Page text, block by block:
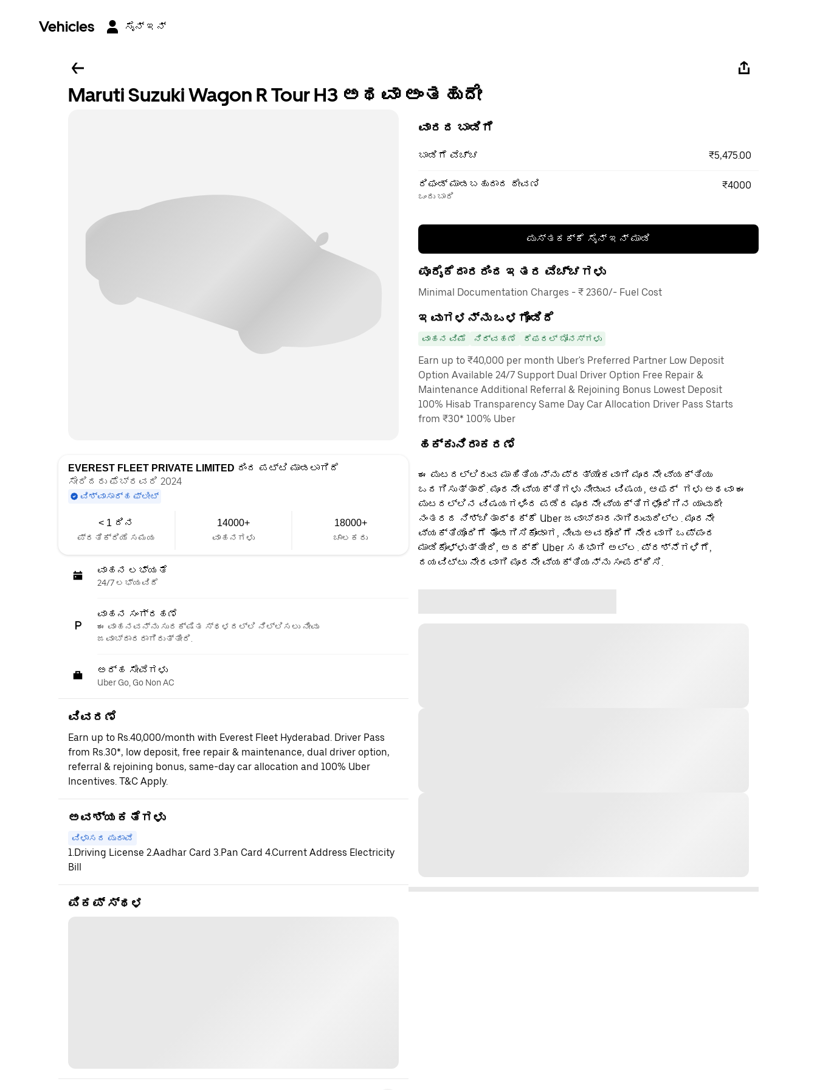
Vehicles ಸೈನ್ ಇನ್
Maruti Suzuki Wagon R Tour H3 ಅಥವಾ ಅಂತಹುದೇ
EVEREST FLEET PRIVATE LIMITED ರಿಂದ ಪಟ್ಟಿ ಮಾಡಲಾಗಿದೆ
ಸೇರಿದರು ಫೆಬ್ರವರಿ 2024
ವಿಶ್ವಾಸಾರ್ಹ ಫ್ಲೀಟ್
< 1 ದಿನ
ಪ್ರತಿಕ್ರಿಯೆ ಸಮಯ
14000+
ವಾಹನಗಳು
18000+
ಚಾಲಕರು
ವಾಹನ ಲಭ್ಯತೆ
24/7 ಲಭ್ಯವಿದೆ
ವಾಹನ ಸಂಗ್ರಹಣೆ
ಈ ವಾಹನವನ್ನು ಸುರಕ್ಷಿತ ಸ್ಥಳದಲ್ಲಿ ನಿಲ್ಲಿಸಲು ನೀವು
ಜವಾಬ್ದಾರರಾಗಿರುತ್ತೀರಿ.
ಅರ್ಹ ಸೇವೆಗಳು
Uber Go, Go Non AC
ವಿವರಣೆ
Earn up to Rs.40,000/month with Everest Fleet Hyderabad. Driver Pass
from Rs.30*, low deposit, free repair & maintenance, dual driver option,
referral & rejoining bonus, same-day car allocation and 100% Uber
Incentives. T&C Apply.
ಅವಶ್ಯಕತೆಗಳು
ವಿಳಾಸದ ಪುರಾವೆ
1.Driving License 2.Aadhar Card 3.Pan Card 4.Current Address Electricity
Bill
ಪಿಕಪ್ ಸ್ಥಳ
ವಾರದ ಬಾಡಿಗೆ
ಬಾಡಿಗೆ ವೆಚ್ಚ ₹5,475.00
ರಿಫಂಡ್ ಮಾಡಬಹುದಾದ ಠೇವಣಿ
ಒಂದು ಬಾರಿ
₹4000
ಪುಸ್ತಕಕ್ಕೆ ಸೈನ್ ಇನ್ ಮಾಡಿ
ಪೂರೈಕೆದಾರರಿಂದ ಇತರ ವೆಚ್ಚಗಳು
Minimal Documentation Charges - ₹ 2360/- Fuel Cost
ಇವುಗಳನ್ನು ಒಳಗೊಂಡಿದೆ
ವಾಹನ ವಿಮೆ ನಿರ್ವಹಣೆ ರೆಫರಲ್ ಬೋನಸ್‌ಗಳು
Earn up to ₹40,000 per month Uber's Preferred Partner Low Deposit
Option Available 24/7 Support Dual Driver Option Free Repair &
Maintenance Additional Referral & Rejoining Bonus Lowest Deposit
100% Hisab Transparency Same Day Car Allocation Driver Pass Starts
from ₹30* 100% Uber
ಹಕ್ಕುನಿರಾಕರಣೆ
ಈ ಪುಟದಲ್ಲಿರುವ ಮಾಹಿತಿಯನ್ನು ಪ್ರತ್ಯೇಕವಾಗಿ ಮೂರನೇ ವ್ಯಕ್ತಿಯು
ಒದಗಿಸುತ್ತಾರೆ. ಮೂರನೇ ವ್ಯಕ್ತಿಗಳು ನೀಡುವ ವಿಷಯ, ಆಫರ್ ‌ ಗಳು ಅಥವಾ ಈ
ಪುಟದಲ್ಲಿನ ವಿಷಯಗಳಿಂದ ಪಡೆದ ಮೂರನೇ ವ್ಯಕ್ತಿಗಳೊಂದಿಗಿನ ಯಾವುದೇ
ನಂತರದ ನಿಶ್ಚಿತಾರ್ಥಕ್ಕೆ Uber ಜವಾಬ್ದಾರನಾಗಿರುವುದಿಲ್ಲ. ಮೂರನೇ
ವ್ಯಕ್ತಿಯೊಂದಿಗೆ ತೊಡಗಿಸಿಕೊಂಡಾಗ, ನೀವು ಅವರೊಂದಿಗೆ ನೇರವಾಗಿ ಒಪ್ಪಂದ
ಮಾಡಿಕೊಳ್ಳುತ್ತೀರಿ, ಅದಕ್ಕೆ Uber ಸಹಭಾಗಿ ಅಲ್ಲ. ಪ್ರಶ್ನೆಗಳಿಗೆ,
ದಯವಿಟ್ಟು ನೇರವಾಗಿ ಮೂರನೇ ವ್ಯಕ್ತಿಯನ್ನು ಸಂಪರ್ಕಿಸಿ.